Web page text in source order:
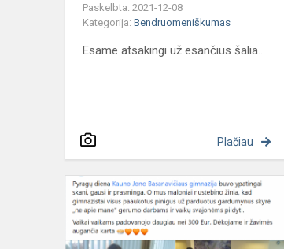
Paskelbta: 2021-12-08
Kategorija: Bendruomeniškumas
Esame atsakingi už esančius šalia...
Plačiau